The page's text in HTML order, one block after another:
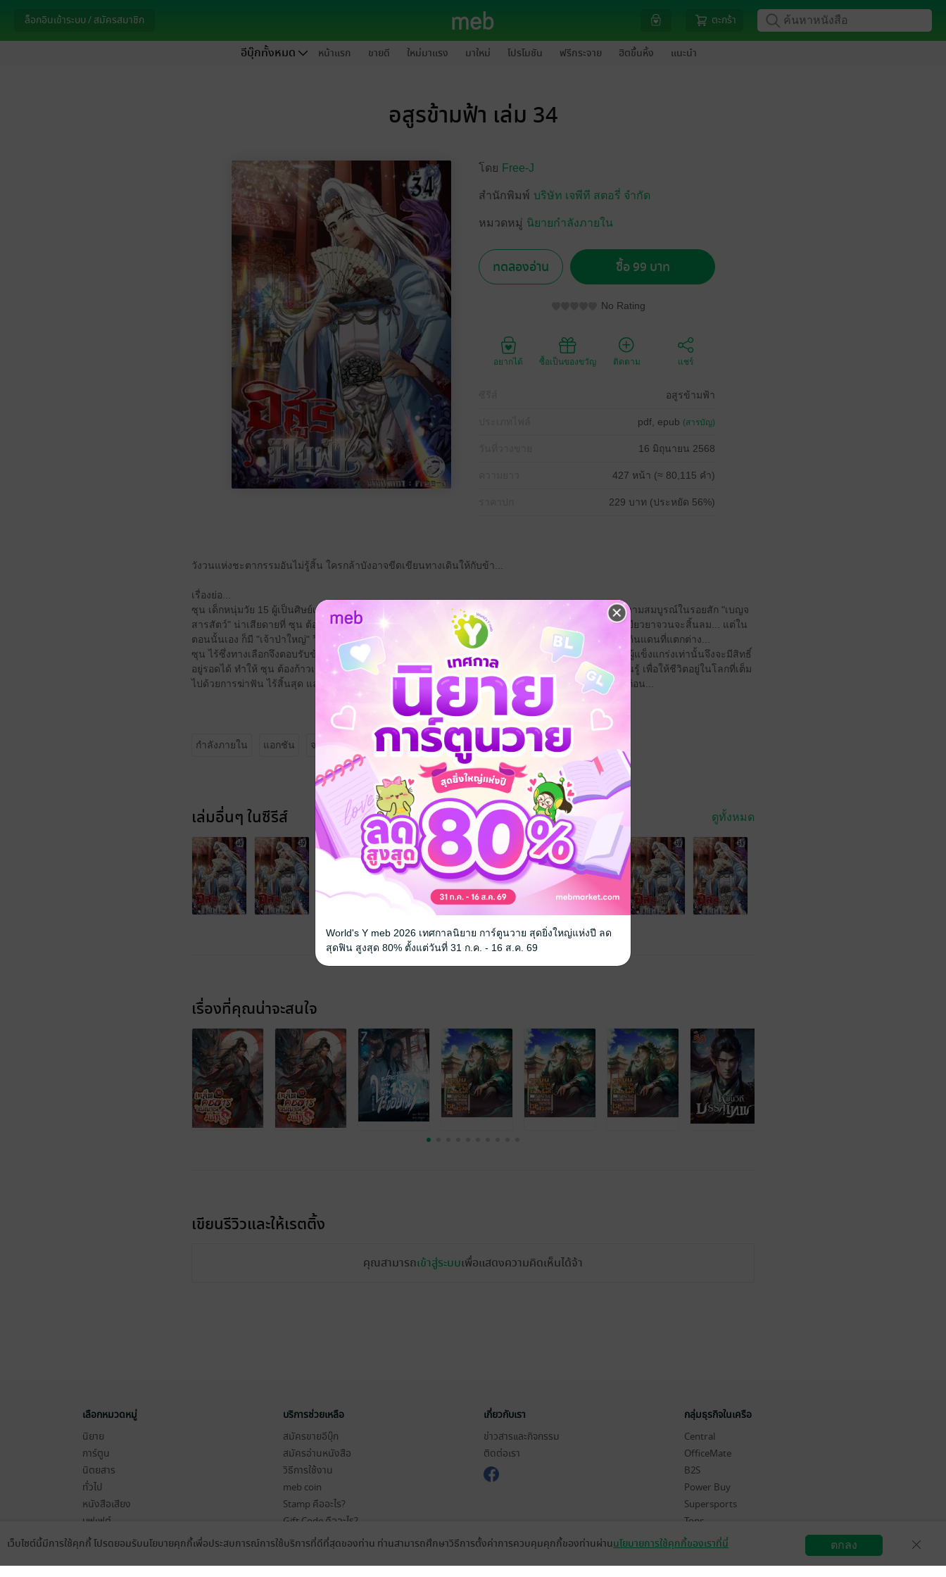
ล็อกอินเข้าระบบ / สมัครสมาชิก ตะกร้า
อีบุ๊กทั้งหมด หน้าแรก ขายดี ใหม่มาแรง มาใหม่ โปรโมชัน ฟรีกระจาย ฮิตขึ้นหิ้ง แนะนำ
อสูรข้ามฟ้า เล่ม 34
โดย Free-J
สำนักพิมพ์ บริษัท เจพีที สตอรี่ จำกัด
หมวดหมู่ นิยายกำลังภายใน
ทดลองอ่าน ซื้อ 99 บาท
No Rating
อยากได้ ซื้อเป็นของขวัญ ติดตาม แชร์
อสูรข้ามฟ้า
pdf, epub (สารบัญ)
16 มิถุนายน 2568
427 หน้า (≈ 80,115 คำ)
229 บาท (ประหยัด 56%)
วังวนแห่งชะตากรรมอันไม่รู้สิ้น ใครกล้าบังอาจขีดเขียนทางเดินให้กับข้า...
เรื่องย่อ...
ซุน เด็กหนุ่มวัย 15 ผู้เป็นศิษย์เอกของ จอมขมังเวทย์ชื่อดัง พยายามเดิมตามรอยของอาจารย์เพื่อแสวงหาความสมบูรณ์ในรอยสัก "เบญจ
สารสัตว์" น่าเสียดายที่ ซุน ต้องมาพลาดท่าให้กับ สมิงขาว เสือร้ายที่มีตบะบำเพ็ญแก่กล้า จนบาดเจ็บเกินเยียวยาจวนจะสิ้นลม... แต่ใน
ตอนนั้นเอง ก็มี "เจ้าป่าใหญ่" วิญญาณที่ตบะกล้าแกร่งแห่งพงไพร ได้หยิบยื่นข้อเสนอเกี่ยวกับชีวิตที่สองในดินแดนที่แตกต่าง...
ซุน ไร้ซึ่งทางเลือกจึงตอบรับข้อเสนอ และได้มาถูกพาข้ามฟ้า มายังสุริยะแห่งดวงดาวที่แตกต่าง ดินแดนที่ผู้แข็งแกร่งเท่านั้นจึงจะมีสิทธิ์
อยู่รอดได้ ทำให้ ซุน ต้องก้าวเข้าสู่เส้นทางการฝึกฝนอีกครั้งในศาสตร์วิชาที่แตกต่างไปจากอาคมที่เคยเรียนรู้ เพื่อให้ชีวิตอยู่ในโลกที่เต็ม
ไปด้วยการฆ่าฟัน ไร้สิ้นสุด และ ซุน ก็เริ่มค้นพบความลับต่าง ๆ อีกมากมายเกี่ยวกับตนเอง ที่ไม่เคยได้รู้มาก่อน...
กำลังภายใน แอกชัน จอมยุทธ์ แฟนตาซี
เล่มอื่นๆ ในซีรีส์ ดูทั้งหมด
เรื่องที่คุณน่าจะสนใจ
เขียนรีวิวและให้เรตติ้ง
คุณสามารถเข้าสู่ระบบเพื่อแสดงความคิดเห็นได้จ้า
เลือกหมวดหมู่
นิยาย
การ์ตูน
นิตยสาร
ทั่วไป
หนังสือเสียง
บุฟเฟต์
บริการช่วยเหลือ
สมัครขายอีบุ๊ก
สมัครอ่านหนังสือ
วิธีการใช้งาน
meb coin
Stamp คืออะไร?
Gift Code คืออะไร?
เงื่อนไขในการใช้บริการ
เกี่ยวกับเรา
ข่าวสารและกิจกรรม
ติดต่อเรา
กลุ่มธุรกิจในเครือ
Central
OfficeMate
B2S
Power Buy
Supersports
Tops
Hytexts
สมัครขายอีบุ๊ก วิธีการใช้งาน
เว็บไซต์นี้มีการใช้คุกกี้ โปรดยอมรับนโยบายคุกกี้เพื่อประสบการณ์การใช้บริการที่ดีที่สุดของท่าน ท่านสามารถศึกษาวิธีการตั้งค่าการควบคุมคุกกี้ของท่านผ่านนโยบายการใช้คุกกี้ของเราที่นี่ ตกลง
World's Y meb 2026 เทศกาลนิยาย การ์ตูนวาย สุดยิ่งใหญ่แห่งปี ลด
สุดฟิน สูงสุด 80% ตั้งแต่วันที่ 31 ก.ค. - 16 ส.ค. 69